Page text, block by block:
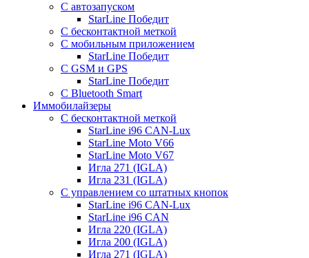
С автозапуском
StarLine Победит
С бесконтактной меткой
С мобильным приложением
StarLine Победит
С GSM и GPS
StarLine Победит
С Bluetooth Smart
Иммобилайзеры
С бесконтактной меткой
StarLine i96 CAN-Lux
StarLine Moto V66
StarLine Moto V67
Игла 271 (IGLA)
Игла 231 (IGLA)
С управлением со штатных кнопок
StarLine i96 CAN-Lux
StarLine i96 CAN
Игла 220 (IGLA)
Игла 200 (IGLA)
Игла 271 (IGLA)